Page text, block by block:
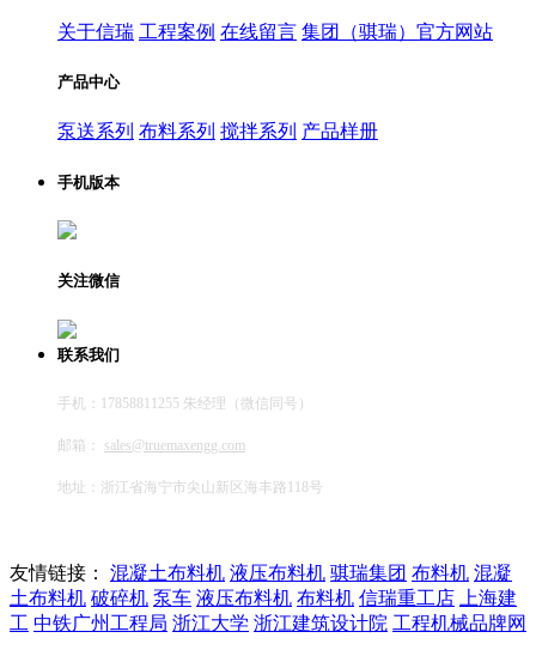
关于信瑞 工程案例 在线留言 集团（骐瑞）官方网站
产品中心
泵送系列 布料系列 搅拌系列 产品样册
手机版本
关注微信
联系我们
手机：17858811255 朱经理（微信同号）
邮箱： sales@truemaxengg.com
地址：浙江省海宁市尖山新区海丰路118号
友情链接： 混凝土布料机 液压布料机 骐瑞集团 布料机 混凝
土布料机 破碎机 泵车 液压布料机 布料机 信瑞重工店
上海建
工 中铁广州工程局 浙江大学 浙江建筑设计院 工程机械品牌网